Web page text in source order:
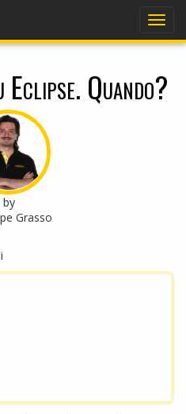
Quando?
by
Grasso